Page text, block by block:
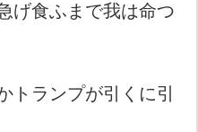
げ食ふまで我は命つ
トランプが引くに引